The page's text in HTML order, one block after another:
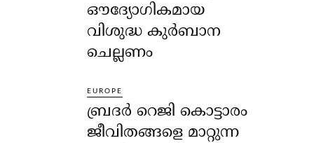
ഔദ്യോഗികമായ
വിശുദ്ധ കുർബാന
ചെല്ലണം
EUROPE
ബ്രദർ റെജി കൊട്ടാരം
ജീവിതങ്ങളെ മാറ്റുന്ന